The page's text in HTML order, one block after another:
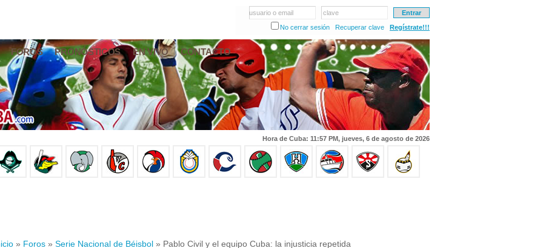
usuario o email
clave
No cerrar sesión
Recuperar clave Regístrate!!!
FOROS PRONÓSTICOS EN VIVO CONTACTO
Hora de Cuba: 11:57 PM, jueves, 6 de agosto de 2026
» Foros » Serie Nacional de Béisbol » Pablo Civil y el equipo Cuba: la injusticia repetida